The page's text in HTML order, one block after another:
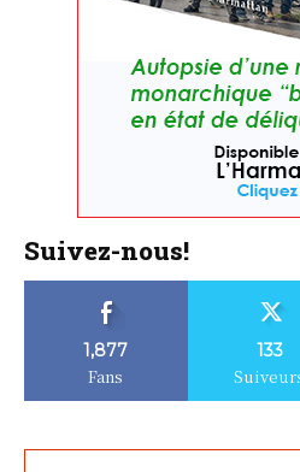
Suivez-nous!
1,877
Fans
133